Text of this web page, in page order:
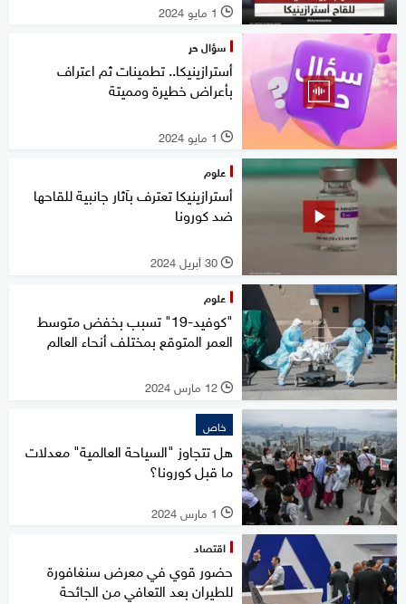
l 1 مايو 2024
سؤال حر
أسترازينيكا.. تطمينات ثم اعتراف
بأعراض خطيرة ومميتة
l 1 مايو 2024
علوم
أسترازينيكا تعترف بآثار جانبية للقاحها
ضد كورونا
l 30 أبريل 2024
علوم
"كوفيد-19" تسبب بخفض متوسط
العمر المتوقع بمختلف أنحاء العالم
l 12 مارس 2024
خاص
هل تتجاوز "السياحة العالمية" معدلات
ما قبل كورونا؟
l 1 مارس 2024
اقتصاد
حضور قوي في معرض سنغافورة
للطيران بعد التعافي من الجائحة